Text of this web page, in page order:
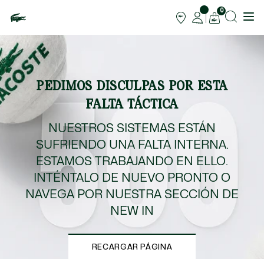
0
PEDIMOS DISCULPAS POR ESTA
FALTA TÁCTICA
NUESTROS SISTEMAS ESTÁN
SUFRIENDO UNA FALTA INTERNA.
ESTAMOS TRABAJANDO EN ELLO.
INTÉNTALO DE NUEVO PRONTO O
NAVEGA POR NUESTRA SECCIÓN DE
NEW IN
RECARGAR PÁGINA